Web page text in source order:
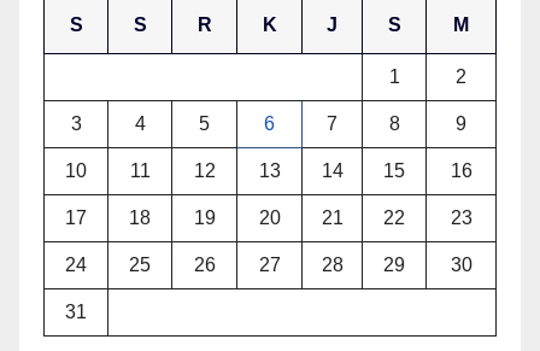
S S R K J S M
1 2
3 4 5 6 7 8 9
10 11 12 13 14 15 16
17 18 19 20 21 22 23
24 25 26 27 28 29 30
31